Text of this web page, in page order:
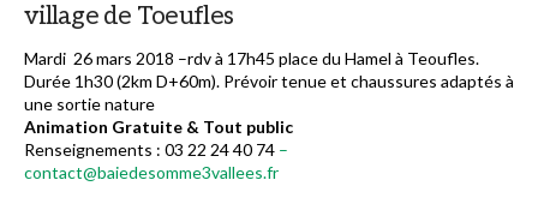
village de Toeufles
Mardi 26 mars 2018 –rdv à 17h45 place du Hamel à Teoufles.
Durée 1h30 (2km D+60m). Prévoir tenue et chaussures adaptés à
une sortie nature
Animation Gratuite & Tout public
Renseignements : 03 22 24 40 74 –
contact@baiedesomme3vallees.fr